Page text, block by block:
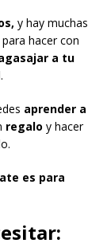
y hay muchas
hacer con
a tu
aprender a
regalo y hacer
es para